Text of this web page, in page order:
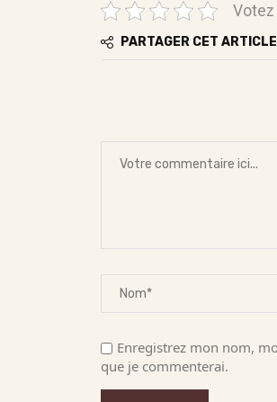
PARTAGER CET ARTICLE
Enregistrez mon nom,
que je commenterai.